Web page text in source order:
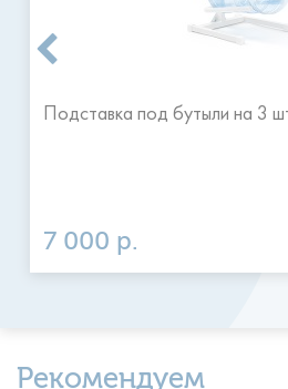
Подставка под бутыли на 3 шт
7 000 р.
Рекомендуем